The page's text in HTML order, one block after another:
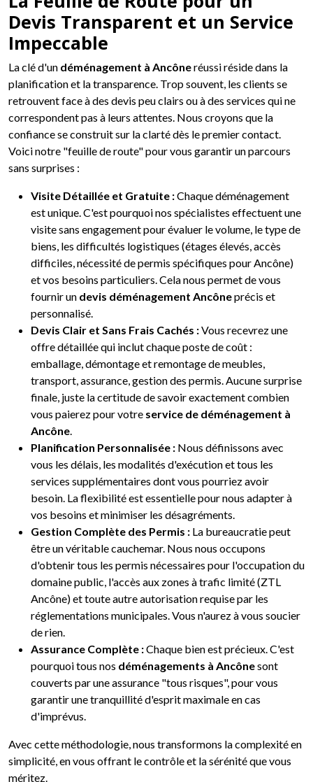
Devis Transparent et un Service
Impeccable
La clé d'un déménagement à Ancôneréussi réside dans la
planification et la transparence. Trop souvent, les clients se
retrouvent face à des devis peu clairs ou à des services qui ne
correspondent pas à leurs attentes. Nous croyons que la
confiance se construit sur la clarté dès le premier contact.
Voici notre "feuille de route" pour vous garantir un parcours
sans surprises :
Visite Détaillée et Gratuite :Chaque déménagement
est unique. C'est pourquoi nos spécialistes effectuent une
visite sans engagement pour évaluer le volume, le type de
biens, les difficultés logistiques (étages élevés, accès
difficiles, nécessité de permis spécifiques pour Ancône)
et vos besoins particuliers. Cela nous permet de vous
fournir un devis déménagement Ancôneprécis et
personnalisé.
Devis Clair et Sans Frais Cachés :Vous recevrez une
offre détaillée qui inclut chaque poste de coût :
emballage, démontage et remontage de meubles,
transport, assurance, gestion des permis. Aucune surprise
finale, juste la certitude de savoir exactement combien
vous paierez pour votre service de déménagement à
Ancône
Planification Personnalisée : Nous définissons avec
vous les délais, les modalités d'exécution et tous les
services supplémentaires dont vous pourriez avoir
besoin. La flexibilité est essentielle pour nous adapter à
vos besoins et minimiser les désagréments.
Gestion Complète des Permis : La bureaucratie peut
être un véritable cauchemar. Nous nous occupons
d'obtenir tous les permis nécessaires pour l'occupation du
domaine public, l'accès aux zones à trafic limité (ZTL
Ancône) et toute autre autorisation requise par les
réglementations municipales. Vous n'aurez à vous soucier
de rien.
Assurance Complète :Chaque bien est précieux. C'est
pourquoi tous nos déménagements à Ancônesont
couverts par une assurance "tous risques", pour vous
garantir une tranquillité d'esprit maximale en cas
d'imprévus.
Avec cette méthodologie, nous transformons la complexité en
simplicité, en vous offrant le contrôle et la sérénité que vous
méritez.